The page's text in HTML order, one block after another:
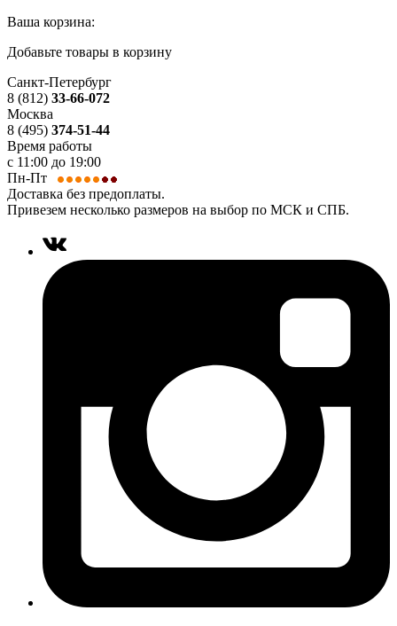
Ваша корзина:
Добавьте товары в корзину
Санкт-Петербург
8 (812) 33-66-072
Москва
8 (495) 374-51-44
Время работы
с 11:00 до 19:00
Пн-Пт
Доставка без предоплаты.
Привезем несколько размеров на выбор по МСК и СПБ.